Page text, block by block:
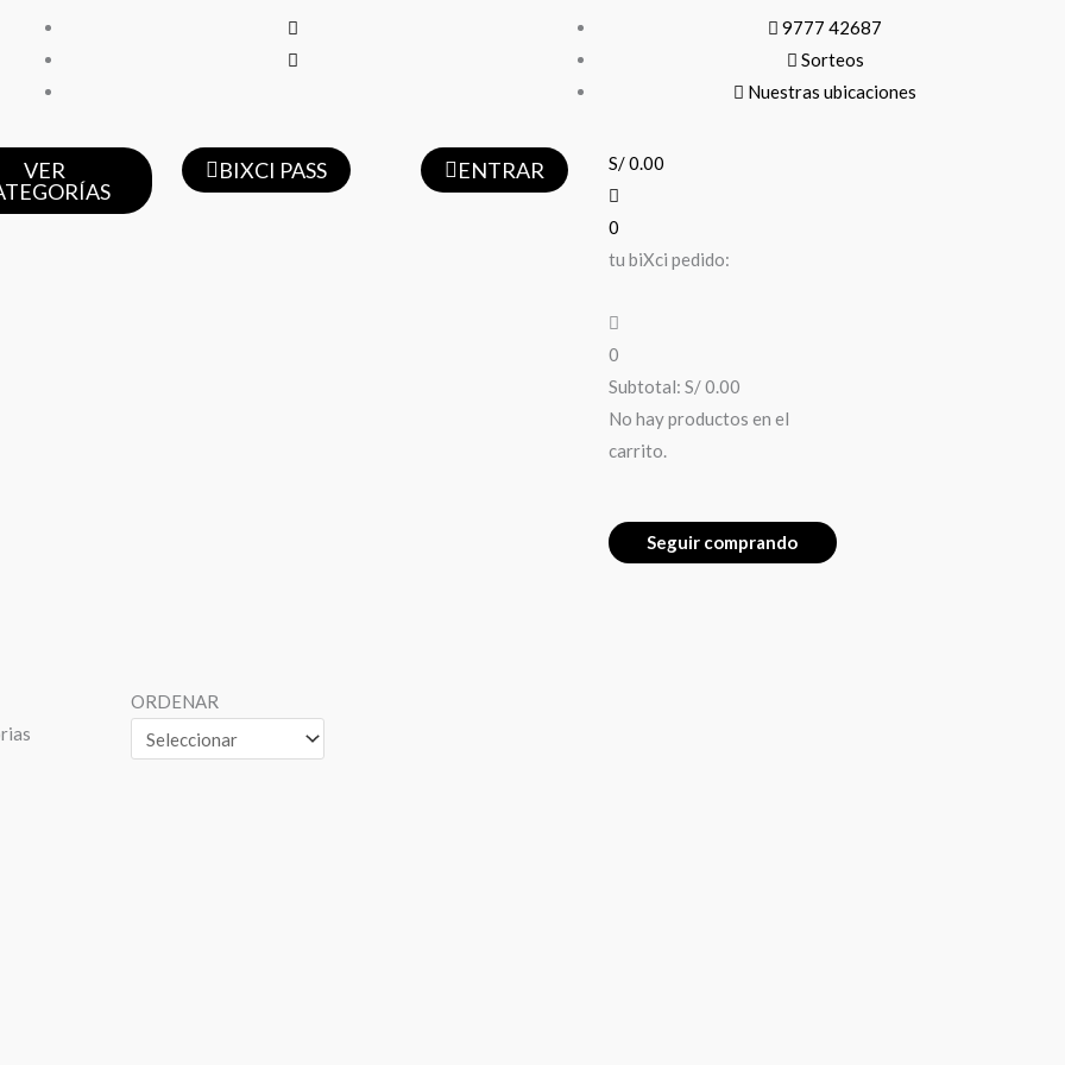
9777 42687
Sorteos
Nuestras ubicaciones
VER
BIXCI PASS ENTRAR S/0.00
0
tu biXci pedido:
0
Subtotal: S/0.00
No hay productos en el
carrito.
Seguir comprando
ORDENAR